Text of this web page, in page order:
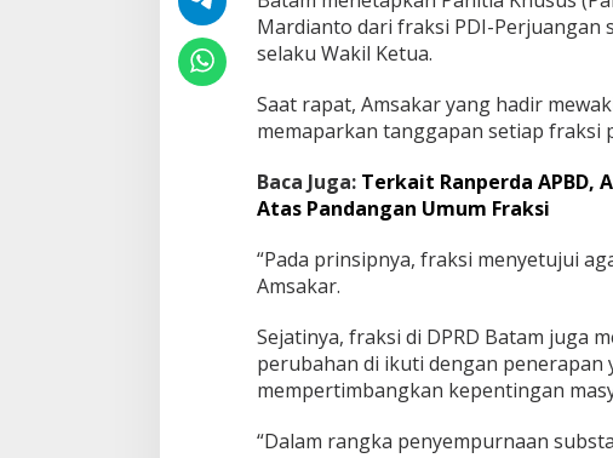
a
n
P
j
a
a
n
e
b
u
s
D
Mardianto dari fraksi PDI-Perjuangan
selaku Wakil Ketua.
Saat rapat, Amsakar yang hadir
memaparkan tanggapan setiap fraksi
Baca Juga: Terkait Ranperda APBD,
Atas Pandangan Umum Fraksi
“Pada prinsipnya, fraksi menyetujui
Amsakar.
Sejatinya, fraksi di DPRD Batam juga
perubahan di ikuti dengan penerapan
mempertimbangkan kepentingan
“Dalam rangka penyempurnaan